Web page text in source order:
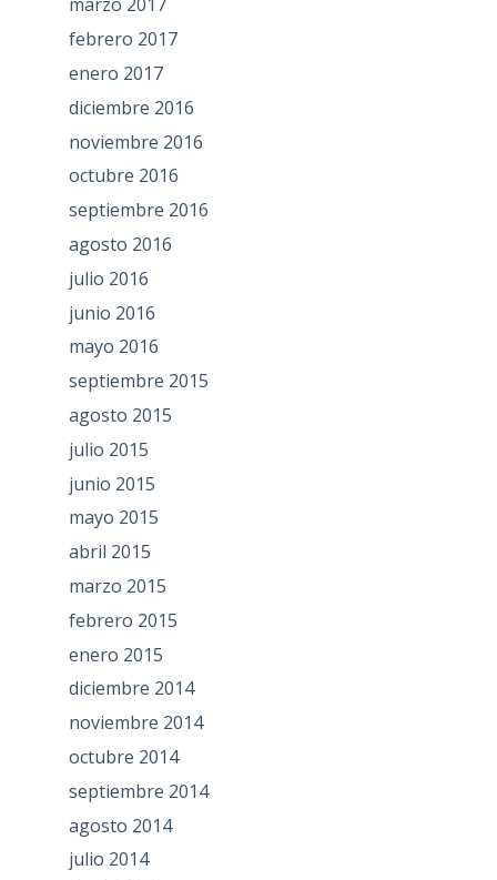
marzo 2017
febrero 2017
enero 2017
diciembre 2016
noviembre 2016
octubre 2016
septiembre 2016
agosto 2016
julio 2016
junio 2016
mayo 2016
septiembre 2015
agosto 2015
julio 2015
junio 2015
mayo 2015
abril 2015
marzo 2015
febrero 2015
enero 2015
diciembre 2014
noviembre 2014
octubre 2014
septiembre 2014
agosto 2014
julio 2014